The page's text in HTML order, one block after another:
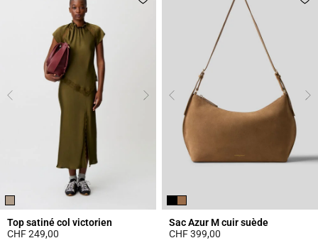
Top satiné col victorien
CHF 249,00
Sac Azur M cuir suède
CHF 399,00